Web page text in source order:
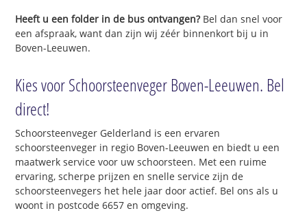
Heeft u een folder in de bus ontvangen?Bel dan snel voor
een afspraak, want dan zijn wij zéér binnenkort bij u in
Boven-Leeuwen.
Kies voor Schoorsteenveger Boven-Leeuwen. Bel
direct!
Schoorsteenveger Gelderland is een ervaren
schoorsteenveger in regio Boven-Leeuwen en biedt u een
maatwerk service voor uw schoorsteen. Met een ruime
ervaring, scherpe prijzen en snelle service zijn de
schoorsteenvegers het hele jaar door actief. Bel ons als u
woont in postcode 6657 en omgeving.